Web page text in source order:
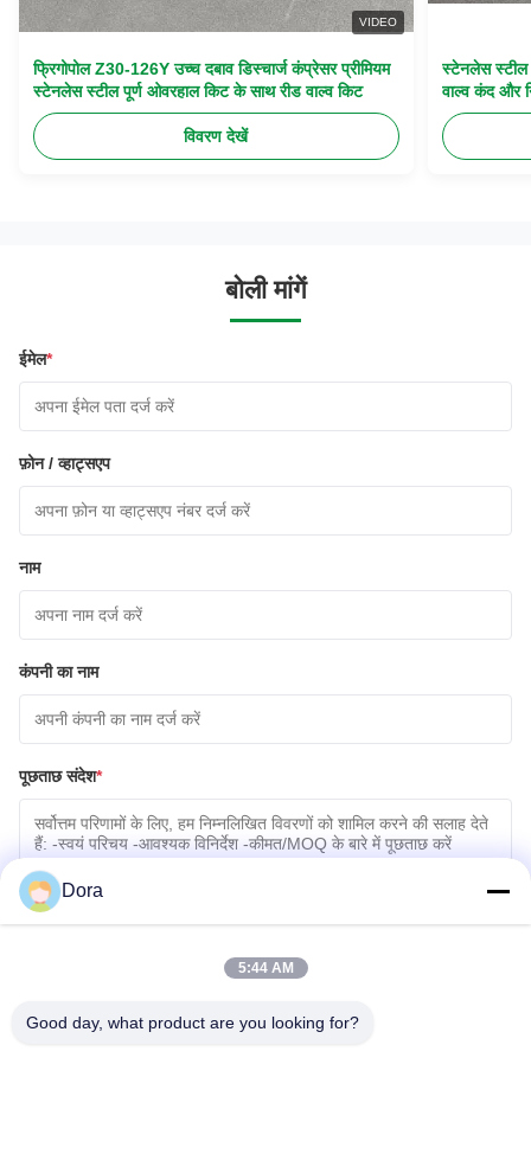
VIDEO
फ्रिगोपोल Z30-126Y उच्च दबाव डिस्चार्ज कंप्रेसर प्रीमियम
स्टेनलेस स्टील पूर्ण ओवरहाल किट के साथ रीड वाल्व किट
विवरण देखें
स्टेनलेस स्टील
वाल्व कंद और
बोली मांगें
ईमेल*
फ़ोन / व्हाट्सएप
नाम
कंपनी का नाम
पूछताछ संदेश*
फ़ाइलें चुनें
Dora
5:44 AM
Good day, what product are you looking for?